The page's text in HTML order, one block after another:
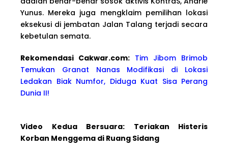
Yunus. Mereka juga mengklaim pemilihan lokasi
eksekusi di jembatan Jalan Talang terjadi secara
kebetulan semata.
Rekomendasi Cakwar.com: Tim Jibom Brimob
Temukan Granat Nanas Modifikasi di Lokasi
Ledakan Biak Numfor, Diduga Kuat Sisa Perang
Dunia II!
Video Kedua Bersuara: Teriakan Histeris
Korban Menggema di Ruang Sidang